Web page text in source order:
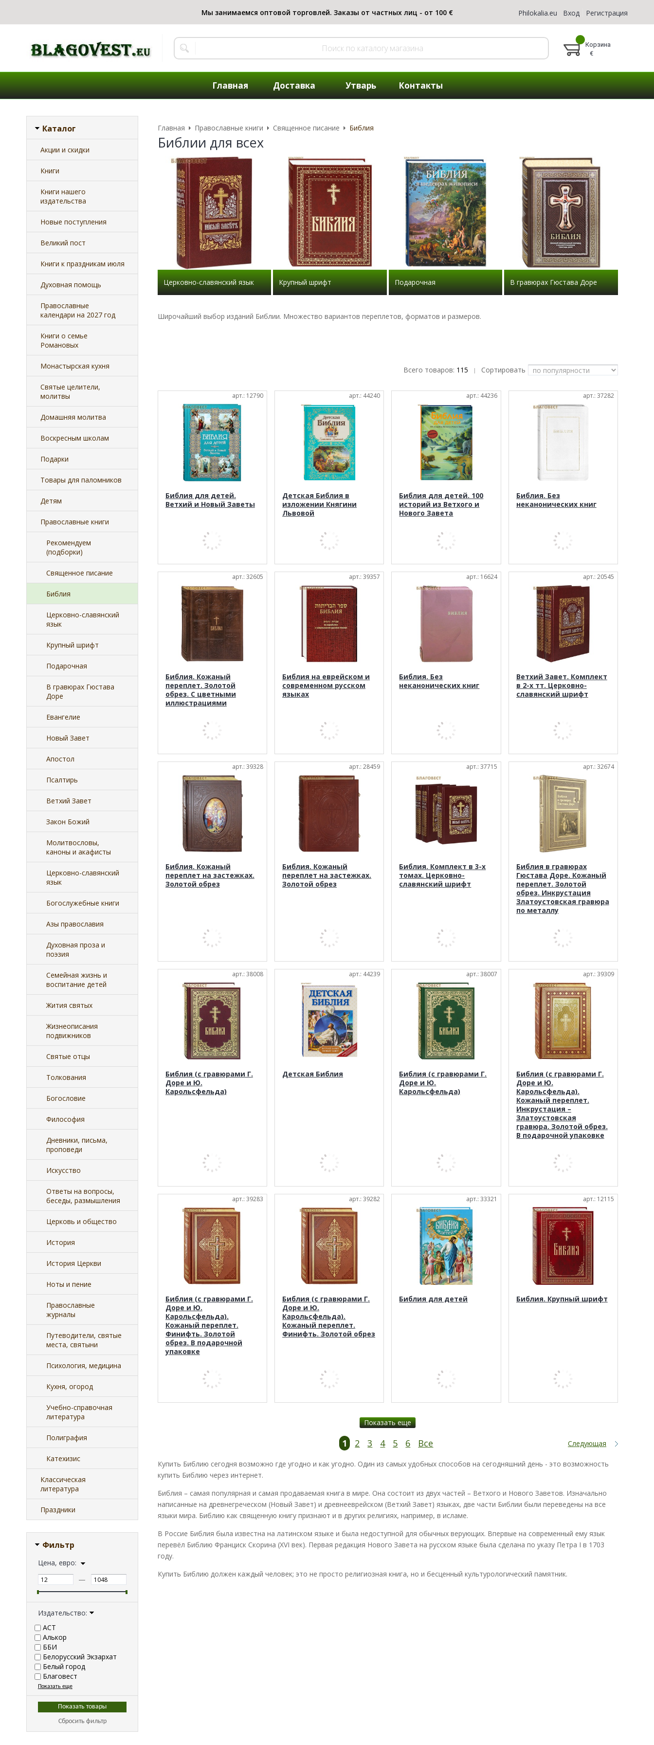
Philokalia.eu Вход Регистрация
Корзина
€
Главная Доставка Утварь Контакты
Каталог
Акции и скидки
Книги
Книги нашего
издательства
Новые поступления
Великий пост
Книги к праздникам июля
Духовная помощь
Православные
календари на 2027 год
Книги о семье
Романовых
Монастырская кухня
Святые целители,
молитвы
Домашняя молитва
Воскресным школам
Подарки
Товары для паломников
Детям
Православные книги
Рекомендуем
(подборки)
Священное писание
Библия
Церковно-славянский
язык
Крупный шрифт
Подарочная
В гравюрах Гюстава
Доре
Евангелие
Новый Завет
Апостол
Псалтирь
Ветхий Завет
Закон Божий
Молитвословы,
каноны и акафисты
Церковно-славянский
язык
Богослужебные книги
Азы православия
Духовная проза и
поэзия
Семейная жизнь и
воспитание детей
Жития святых
Жизнеописания
подвижников
Святые отцы
Толкования
Богословие
Философия
Дневники, письма,
проповеди
Искусство
Ответы на вопросы,
беседы, размышления
Церковь и общество
История
История Церкви
Ноты и пение
Православные
журналы
Путеводители, святые
места, святыни
Психология, медицина
Кухня, огород
Учебно-справочная
литература
Полиграфия
Катехизис
Классическая
литература
Праздники
Фильтр
Цена, евро:
—
Издательство:
АСТ
Алькор
ББИ
Белорусский Экзархат
Белый город
Благовест
Показать еще
Сбросить фильтр
Главная Православные книги Священное писание Библия
Библии для всех
Церковно-славянский язык Крупный шрифт Подарочная В гравюрах Гюстава Доре
Широчайший выбор изданий Библии. Множество вариантов переплетов, форматов и размеров.
Всего товаров: 115 | Сортировать
арт.: 12790
Библия для детей.
Ветхий и Новый Заветы
арт.: 44240
Детская Библия в
изложении Княгини
Львовой
арт.: 44236
Библия для детей. 100
историй из Ветхого и
Нового Завета
арт.: 37282
Библия. Без
неканонических книг
арт.: 32605
Библия. Кожаный
переплет. Золотой
обрез. С цветными
иллюстрациями
арт.: 39357
Библия на еврейском и
современном русском
языках
арт.: 16624
Библия. Без
неканонических книг
арт.: 20545
Ветхий Завет. Комплект
в 2-х тт. Церковно-
славянский шрифт
арт.: 39328
Библия. Кожаный
переплет на застежках.
Золотой обрез
арт.: 28459
Библия. Кожаный
переплет на застежках.
Золотой обрез
арт.: 37715
Библия. Комплект в 3-х
томах. Церковно-
славянский шрифт
арт.: 32674
Библия в гравюрах
Гюстава Доре. Кожаный
переплет. Золотой
обрез. Инкрустация
Златоустовская гравюра
по металлу
арт.: 38008
Библия (с гравюрами Г.
Доре и Ю.
Карольсфельда)
арт.: 44239
Детская Библия
арт.: 38007
Библия (с гравюрами Г.
Доре и Ю.
Карольсфельда)
арт.: 39309
Библия (с гравюрами Г.
Доре и Ю.
Карольсфельда).
Кожаный переплет.
Инкрустация –
Златоустовская
гравюра. Золотой обрез.
В подарочной упаковке
арт.: 39283
Библия (с гравюрами Г.
Доре и Ю.
Карольсфельда).
Кожаный переплет.
Финифть. Золотой
обрез. В подарочной
упаковке
арт.: 39282
Библия (с гравюрами Г.
Доре и Ю.
Карольсфельда).
Кожаный переплет.
Финифть. Золотой обрез
арт.: 33321
Библия для детей
арт.: 12115
Библия. Крупный шрифт
Показать еще
1 2 3 4 5 6 Все Следующая
Купить Библию сегодня возможно где угодно и как угодно. Один из самых удобных способов на сегодняшний день - это возможность
купить Библию через интернет.
Библия – самая популярная и самая продаваемая книга в мире. Она состоит из двух частей – Ветхого и Нового Заветов. Изначально
написанные на древнегреческом (Новый Завет) и древнееврейском (Ветхий Завет) языках, две части Библии были переведены на все
языки мира. Библию как священную книгу признают и в других религиях, например, в исламе.
В Россие Библия была известна на латинском языке и была недоступной для обычных верующих. Впервые на современный ему язык
перевёл Библию Франциск Скорина (XVI век). Первая редакция Нового Завета на русском языке была сделана по указу Петра I в 1703
году.
Купить Библию должен каждый человек; это не просто религиозная книга, но и бесценный культурологический памятник.